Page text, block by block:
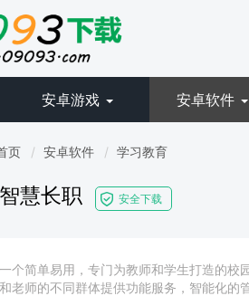
安卓游戏 安卓软件
页 安卓软件 学习教育
智慧长职 安全下载
个简单易用，专门为教师和学生打造的
老师的不同群体提供功能服务，智能化